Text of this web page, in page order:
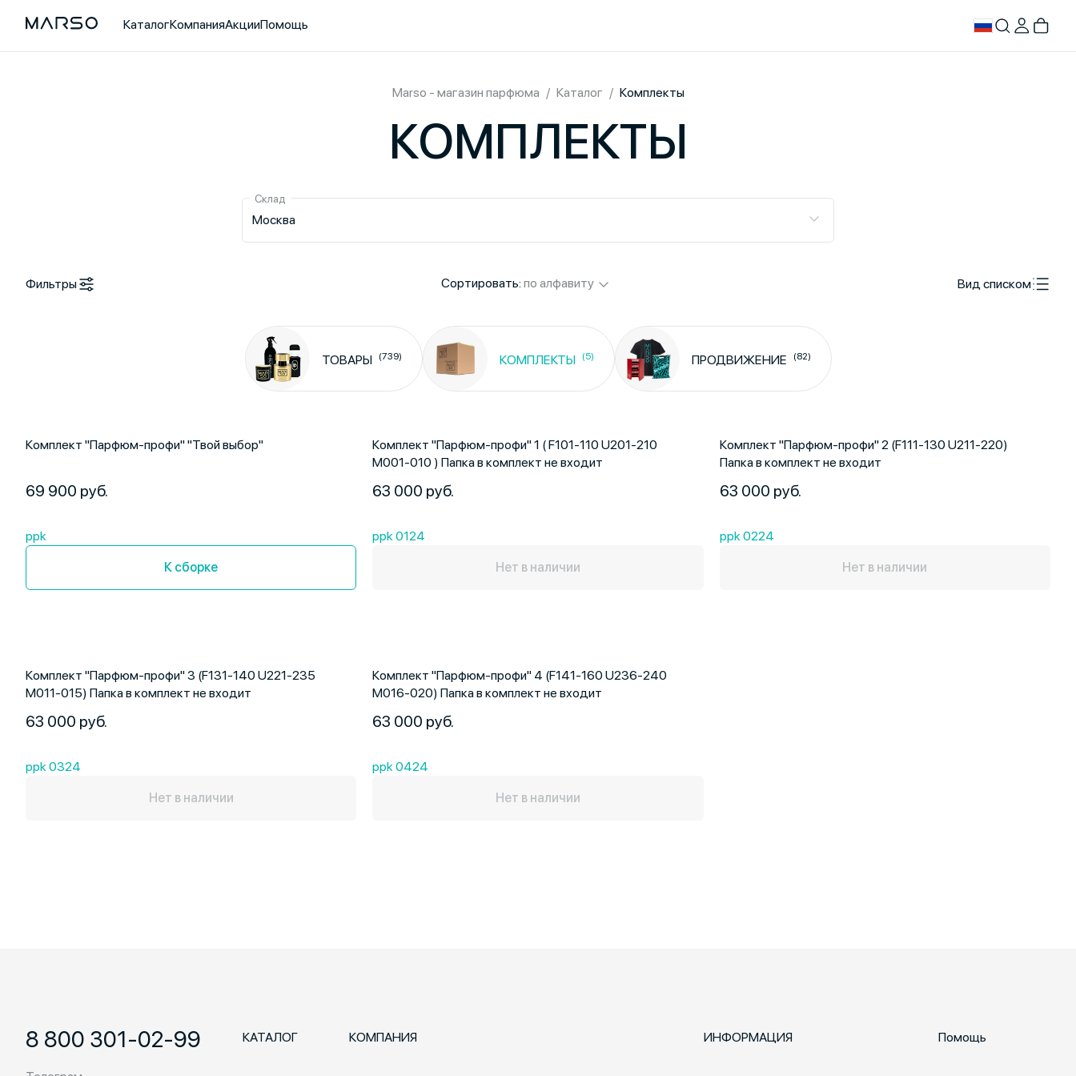
КаталогКомпанияАкцииПомощь
Marso - магазин парфюма Каталог Комплекты
КОМПЛЕКТЫ
Склад
Москва
Фильтры Сортировать: по алфавиту Вид списком
ТОВАРЫ (739) КОМПЛЕКТЫ (5) ПРОДВИЖЕНИЕ (82)
Комплект "Парфюм-профи" "Твой выбор"
69 900 руб.
ppk
К сборке
Комплект "Парфюм-профи" 1 ( F101-110 U201-210
M001-010 ) Папка в комплект не входит
63 000 руб.
ppk 0124
Нет в наличии
Комплект "Парфюм-профи" 2 (F111-130 U211-220)
Папка в комплект не входит
63 000 руб.
ppk 0224
Нет в наличии
Комплект "Парфюм-профи" 3 (F131-140 U221-235
M011-015) Папка в комплект не входит
63 000 руб.
ppk 0324
Нет в наличии
Комплект "Парфюм-профи" 4 (F141-160 U236-240
M016-020) Папка в комплект не входит
63 000 руб.
ppk 0424
Нет в наличии
8 800 301-02-99 КАТАЛОГ КОМПАНИЯ ИНФОРМАЦИЯ Помощь